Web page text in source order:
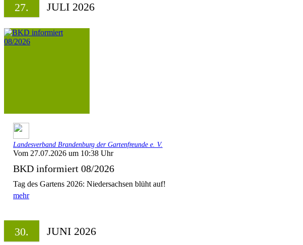
27. JULI 2026
Landesverband Brandenburg der Gartenfreunde e. V.
Vom 27.07.2026 um 10:38 Uhr
BKD informiert 08/2026
Tag des Gartens 2026: Niedersachsen blüht auf!
mehr
30. JUNI 2026